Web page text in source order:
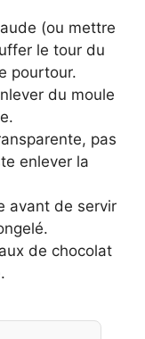
(ou mettre
le tour du
pourtour.
du moule
pas
enlever la
avant de servir
de chocolat